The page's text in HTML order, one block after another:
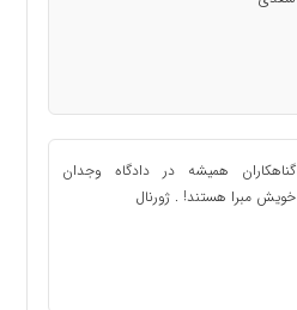
گناهکاران همیشه در دادگاه وجدان
خویش مبرا هستند! . ژورنال